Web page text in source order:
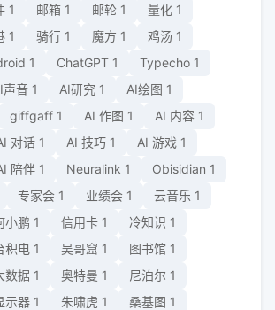
1 邮箱 1 邮轮 1 量化 1
1 骑行 1 魔方 1 鸡汤 1
1 ChatGPT 1 Typecho 1
声音 1 AI研究 1 AI绘图 1
giffgaff 1 AI 作图 1 AI 内容 1
对话 1 AI 技巧 1 AI 游戏 1
陪伴 1 Neuralink 1 Obisidian 1
专家会 1 业绩会 1 云音乐 1
小鹏 1 信用卡 1 冷知识 1
积电 1 吴哥窟 1 图书馆 1
数据 1 奥特曼 1 尼泊尔 1
示器 1 朱啸虎 1 桑基图 1